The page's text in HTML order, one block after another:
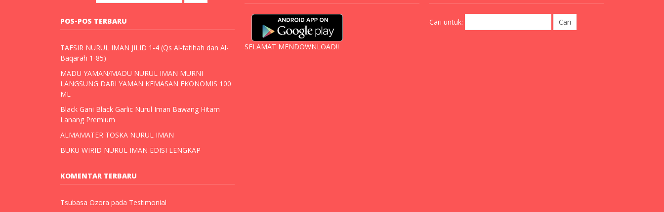
POS-POS TERBARU
TAFSIR NURUL IMAN JILID 1-4 (Qs Al-fatihah dan Al-
Baqarah 1-85)
MADU YAMAN/MADU NURUL IMAN MURNI
LANGSUNG DARI YAMAN KEMASAN EKONOMIS 100
ML
Black Gani Black Garlic Nurul Iman Bawang Hitam
Lanang Premium
ALMAMATER TOSKA NURUL IMAN
BUKU WIRID NURUL IMAN EDISI LENGKAP
KOMENTAR TERBARU
Tsubasa Ozora pada Testimonial
SELAMAT MENDOWNLOAD!!
Cari untuk: